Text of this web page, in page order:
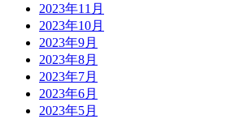
2023年11月
2023年10月
2023年9月
2023年8月
2023年7月
2023年6月
2023年5月